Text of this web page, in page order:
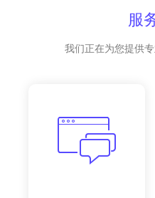
服
我们正在为您提供